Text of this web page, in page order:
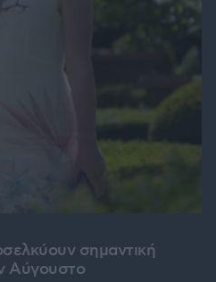
σημαντική
Αύγουστο